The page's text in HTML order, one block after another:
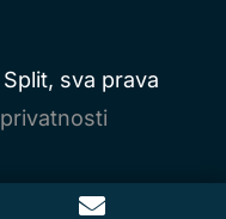
sva prava